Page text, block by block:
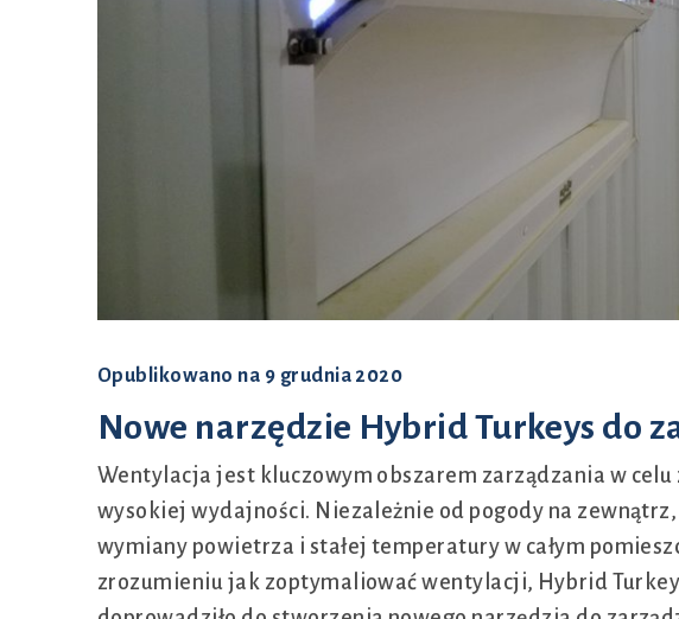
Opublikowano na 9 grudnia 2020
Nowe narzędzie Hybrid Turkeys do
Wentylacja jest kluczowym obszarem zarządzania w
wysokiej wydajności. Niezależnie od pogody na
wymiany powietrza i stałej temperatury w całym
zrozumieniu jak zoptymaliować wentylacji, Hybrid